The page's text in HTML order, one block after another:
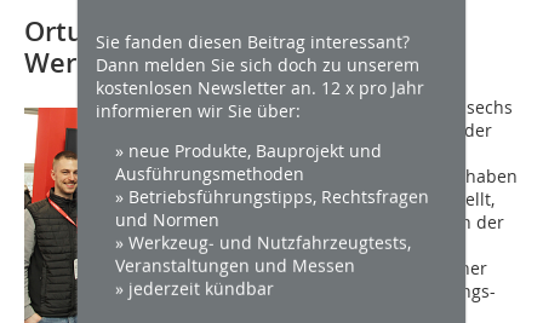
Ortung von Fahrzeugen und
Werkzeugen
Syniotec startete vor sechs
Jahren zunächst mit der
Vermietung von
Baumaschinen. „Wir haben
aber schnell festgestellt,
dass vielen Betrieben der
Überblick über ihr
Equipment fehlt. Daher
haben wir eine Ortungs-
Sie fanden diesen Beitrag interessant?
Dann melden Sie sich doch zu unserem
kostenlosen Newsletter an. 12 x pro Jahr
informieren wir Sie über:
» neue Produkte, Bauprojekt und
Ausführungsmethoden
» Betriebsführungstipps, Rechtsfragen
und Normen
» Werkzeug- und Nutzfahrzeugtests,
Veranstaltungen und Messen
» jederzeit kündbar